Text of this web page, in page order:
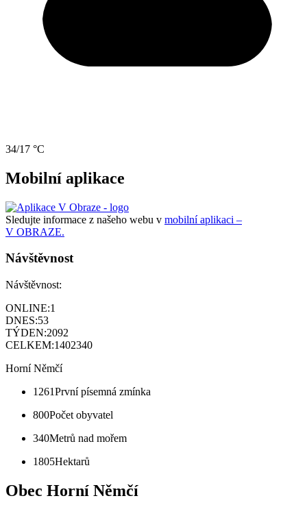
34/17 °C
Mobilní aplikace
Sledujte informace z našeho webu v mobilní aplikaci –
V OBRAZE.
Návštěvnost
Návštěvnost:
ONLINE:1
DNES:53
TÝDEN:2092
CELKEM:1402340
Horní Němčí
1261První písemná zmínka
800Počet obyvatel
340Metrů nad mořem
1805Hektarů
Obec Horní Němčí